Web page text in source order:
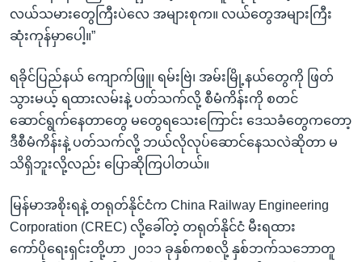
လယ်သမားတွေကြီးပဲလေ အများစုက။ လယ်တွေအများကြီး
ဆုံးကုန်မှာပေါ့။”
ရခိုင်ပြည်နယ် ကျောက်ဖြူ၊ ရမ်းဗြဲ၊ အမ်းမြို့နယ်တွေကို ဖြတ်
သွားမယ့် ရထားလမ်းနဲ့ ပတ်သက်လို့ စီမံကိန်းကို စတင်
ဆောင်ရွက်နေတာတွေ မတွေရသေးကြောင်း ဒေသခံတွေကတော့
ဒီစီမံကိန်းနဲ့ ပတ်သက်လို့ ဘယ်လိုလုပ်ဆောင်နေသလဲဆိုတာ မ
သိရှိဘူးလို့လည်း ပြောဆိုကြပါတယ်။
မြန်မာအစိုးရနဲ့ တရုတ်နိုင်ငံက China Railway Engineering
Corporation (CREC) လို့ခေါ်တဲ့ တရုတ်နိုင်ငံ မီးရထား
ကော်ပိုရေးရှင်းတို့ဟာ ၂၀၁၁ ခုနှစ်ကစလို့ နှစ်ဘက်သဘောတူ